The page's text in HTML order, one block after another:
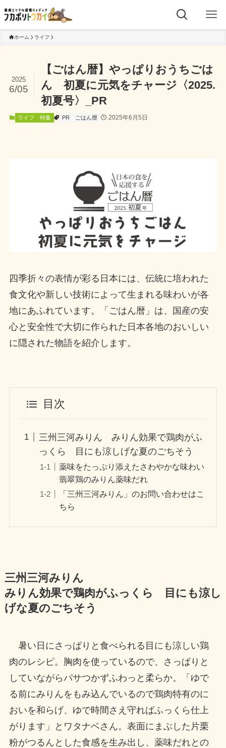
ホーム ライフ
【ごはん暦】やっぱりおうちごは
ん 初夏に元気をチャージ〈2025.
初夏号〉_PR
2025
6/05
ライフ 特集 PR ごはん暦 2025年6月5日
四季折々の表情が彩る日本には、伝統に培われた
食文化や新しい技術によって生まれる味わいが各
地にあふれています。「ごはん暦」は、国産の安
心と安全性で大切に作られた日本各地のおいしい
に隠された物語を紹介します。
目次
三州三河みりん みりん効果で鶏肉がふ
っくら 目にも涼しげな夏のごちそう
薬味をたっぷり添えたさわやかな味わい
翡翠鶏のみりん薬味だれ
「三州三河みりん」のお問い合わせはこ
ちら
三州三河みりん
みりん効果で鶏肉がふっくら 目にも涼し
げな夏のごちそう
暑い日にさっぱりと食べられる目にも涼しい鶏
肉のレシピ。胸肉を使っているので、さっぱりと
していながらパサつかずふわっと柔らか。「ゆで
る前にみりんをもみ込んでいるので鶏肉特有のに
おいを和らげ、ゆで時間さえ守ればふっくら仕上
がります」とワタナベさん。表面にまぶした片栗
粉がつるんとした食感を生み出し、薬味だれとの